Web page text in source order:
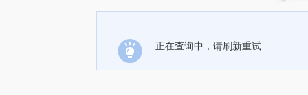
正在查询中，请刷新重试